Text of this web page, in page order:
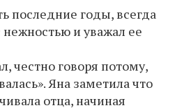
последние годы, всегда
и уважал ее
честно говоря потому,
Яна заметила что
отца, начиная